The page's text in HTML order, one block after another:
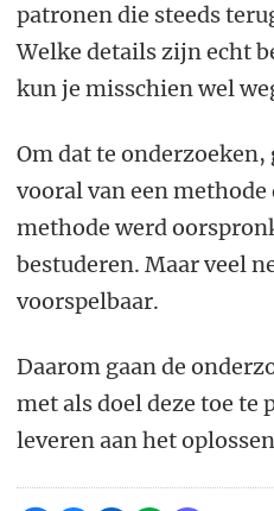
patronen die steeds
Welke details zijn echt
kun je misschien wel
Om dat te
vooral van een
methode werd
bestuderen. Maar veel
voorspelbaar.
Daarom gaan de
met als doel deze toe te
leveren aan het